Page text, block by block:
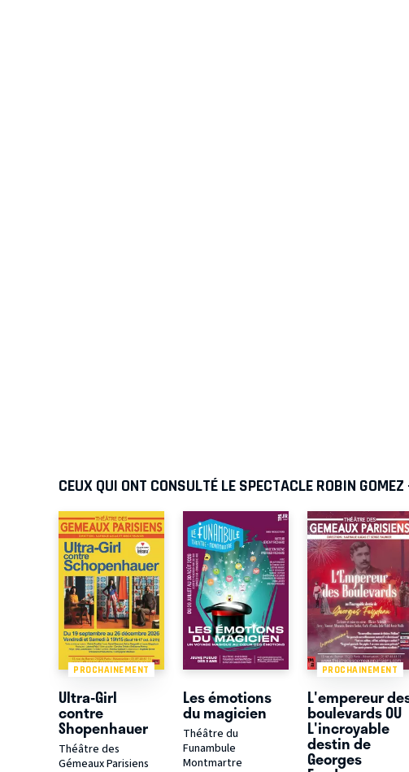
CEUX QUI ONT CONSULTÉ LE SPECTACLE ROBIN
PROCHAINEMENT
Ultra-Girl
contre
Shopenhauer
Théâtre des
Gémeaux Parisiens
Les émotions
du magicien
Théâtre du
Funambule
Montmartre
PROCHAINEMENT
L'empereur
boulevards OU
L'incroyable
destin de
Georges